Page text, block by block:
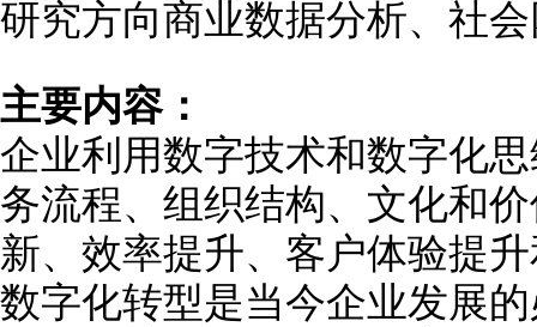
研究方向商业数据分析、社
主要内容：
企业利用数字技术和数字化
务流程、组织结构、文化和
新、效率提升、客户体验提
数字化转型是当今企业发展